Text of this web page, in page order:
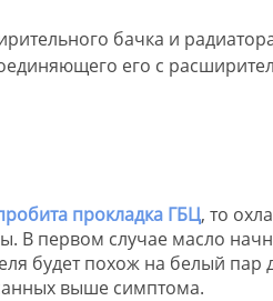
бачка и
его с
прокладка ГБЦ, то
В первом случае масло
будет похож на белый пар
выше симптома.